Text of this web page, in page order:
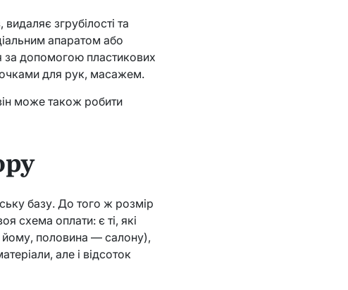
згрубілості та
апаратом або
за допомогою пластикових
для рук, масажем.
може також робити
базу. До того ж розмір
схема оплати: є ті, які
йому, половина — салону),
але і відсоток